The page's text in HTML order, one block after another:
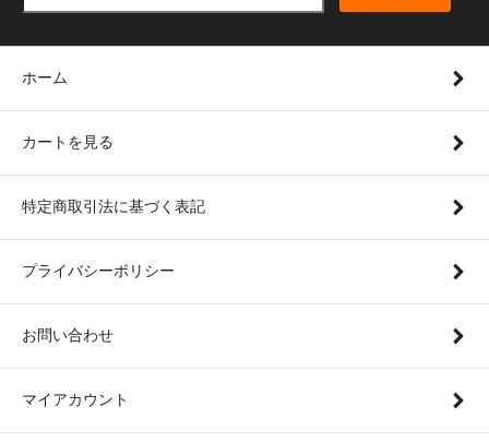
ホーム
カートを見る
特定商取引法に基づく表記
プライバシーポリシー
お問い合わせ
マイアカウント